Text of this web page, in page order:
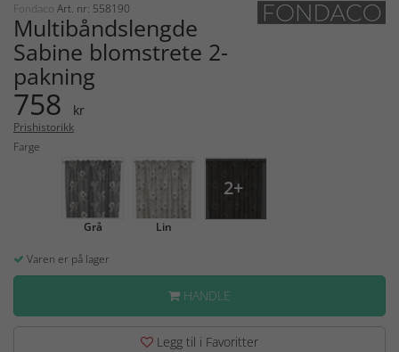
Fondaco Art. nr: 558190
Multibåndslengde
Sabine blomstrete 2-
pakning
758 kr
Prishistorikk
Farge
Grå Lin
2+
Varen er på lager
HANDLE
Legg til i Favoritter